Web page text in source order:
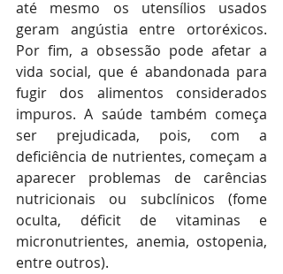
até mesmo os utensílios usados
geram angústia entre ortoréxicos.
Por fim, a obsessão pode afetar a
vida social, que é abandonada para
fugir dos alimentos considerados
impuros. A saúde também começa
ser prejudicada, pois, com a
deficiência de nutrientes, começam a
aparecer problemas de carências
nutricionais ou subclínicos (fome
oculta, déficit de vitaminas e
micronutrientes, anemia, ostopenia,
entre outros).